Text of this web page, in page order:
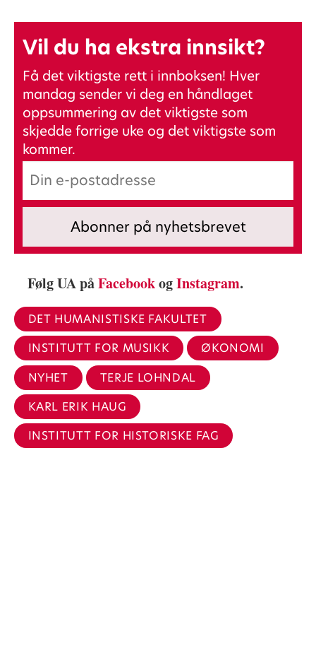
Vil du ha ekstra innsikt?
Få det viktigste rett i innboksen! Hver
mandag sender vi deg en håndlaget
oppsummering av det viktigste som
skjedde forrige uke og det viktigste som
kommer.
Følg UA påFacebookogInstagram.
DET HUMANISTISKE FAKULTET
INSTITUTT FOR MUSIKK
ØKONOMI
NYHET
TERJE LOHNDAL
KARL ERIK HAUG
INSTITUTT FOR HISTORISKE FAG